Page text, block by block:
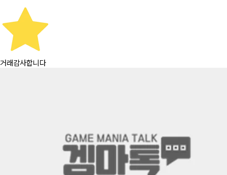
거래감사합니다